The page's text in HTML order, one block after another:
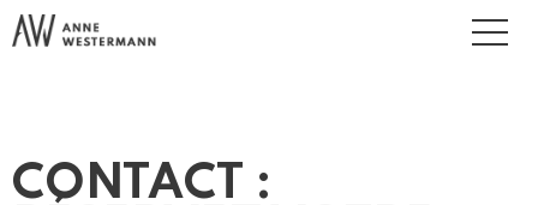
CONTACT :